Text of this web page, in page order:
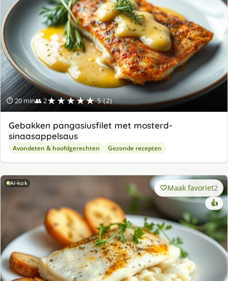
⏱ 20 min👥 2★★★★★ 5 (2)
Gebakken pangasiusfilet met mosterd-
sinaasappelsaus
Avondeten & hoofdgerechten Gezonde recepten
AI-kok Maak favoriet2
👍